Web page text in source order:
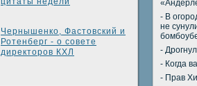
Чернышенко, Фастовский и
Ротенберг - о совете
директоров КХЛ
- В
не
-
- Когда
- Прав